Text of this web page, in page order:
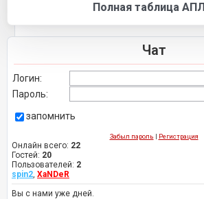
Полная таблица АПЛ
Чат
Логин:
Пароль:
запомнить
Забыл пароль | Регистрация
Онлайн всего: 22
Гостей: 20
Пользователей: 2
spin2, XaNDeR
Вы с нами уже дней.